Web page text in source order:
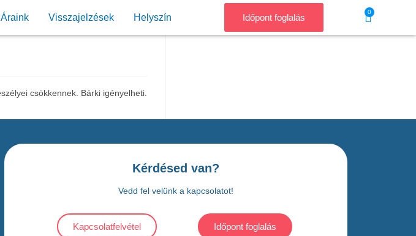
Áraink Visszajelzések Helyszín Időpont foglalás
0
csökkennek. Bárki igényelheti.
Kérdésed van?
Vedd fel velünk a kapcsolatot!
Kapcsolatfelvétel Időpont foglalás